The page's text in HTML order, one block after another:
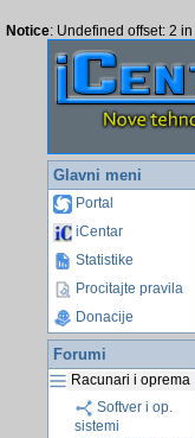
Notice: Undefined offset: 2 in
Glavni meni
Portal
iCentar
Statistike
Procitajte pravila
Donacije
Forumi
Racunari i oprema
Softver i op.
sistemi